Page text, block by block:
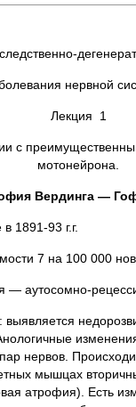
нервной
Лекция 1
с
мотонейрона.
Вердинга —
1891-93 г.г.
7 на 100 000
— аутосомно-
нервов.
мышцах
атрофия). Есть